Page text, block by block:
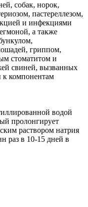
собак, норок,
пастереллезом,
и инфекциями
а также
гриппом,
стоматитом и
свиней, вызванных
к компонентам
водой
пролонгирует
раствором натрия
раз в 10-15 дней в